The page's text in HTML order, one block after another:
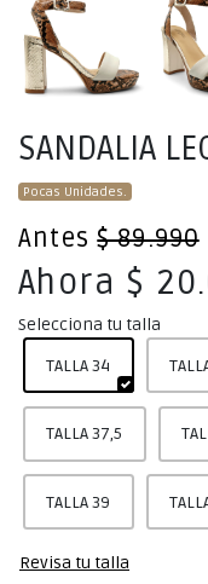
SANDALIA
Pocas Unidades.
Antes$ 89.990
Ahora $
Selecciona tu talla
TALLA 34
TALLA 37,5
TALLA 39
Revisa tu talla